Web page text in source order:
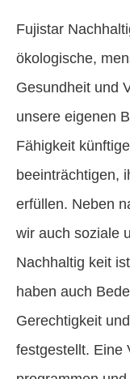
Fujistar
ökologische,
Gesundheit und
unsere eigenen
Fähigkeit
beeinträchtigen,
erfüllen. Neben
wir auch soziale
Nachhaltig keit
haben auch
Gerechtigkeit
festgestellt. Eine